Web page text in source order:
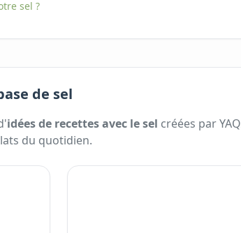
sel ?
de sel
idées de recettes avec lesel créées par
du quotidien.